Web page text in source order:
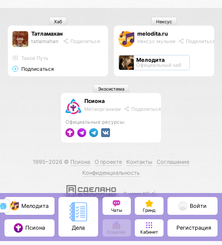
Татламахан
tatlamahan Поделиться
Таков Путь
Подписаться
Хаб
melodita.ru
Нексус музыки Поделиться
Мелодита
Официальный хаб
Нексус
Псиона
Метаорганизм Поделиться
Официальные ресурсы:
Экосистема
1995–2026 © Псиона О проекте Контакты
Соглашение
Конфиденциальность
С нами КО 🕉️
Мелодита
Псиона Дела
Чаты Гринд
Кошелёк Кабинет
Войти
Регистрация